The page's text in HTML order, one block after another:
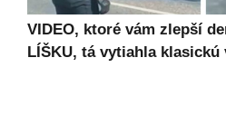
VIDEO, ktoré vám zlepší
LÍŠKU, tá vytiahla klasickú